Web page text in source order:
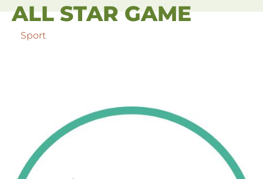
ALL STAR GAME
Sport